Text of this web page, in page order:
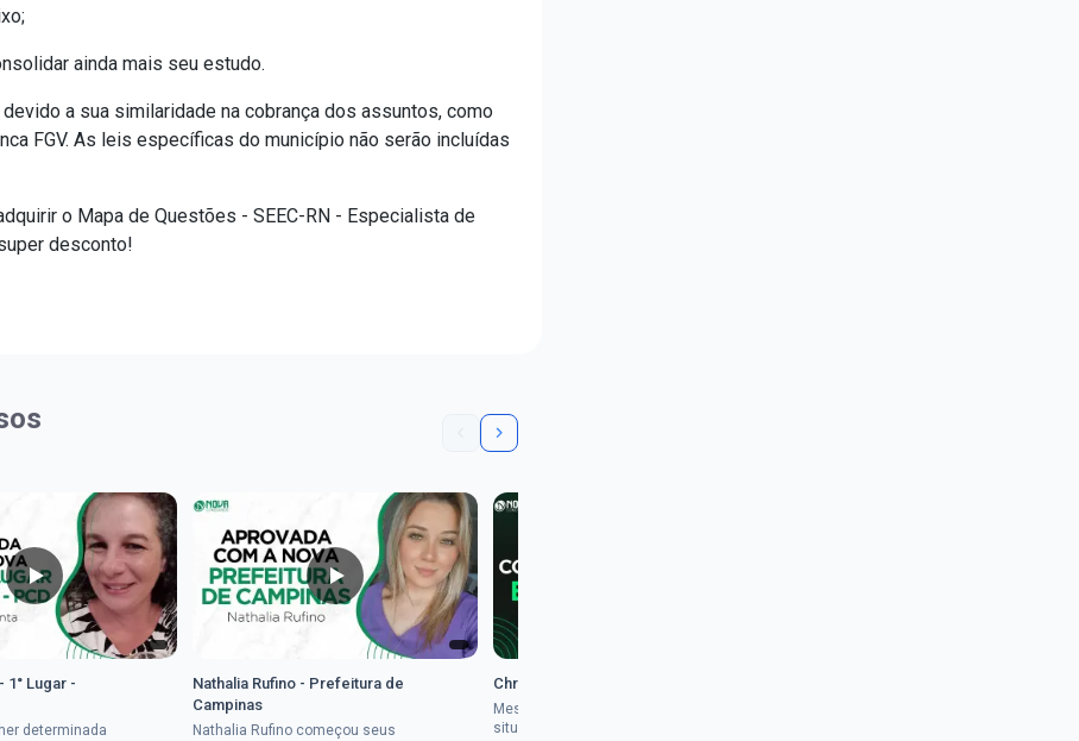
ainda mais seu estudo.
a sua similaridade na cobrança dos assuntos, como
FGV. As leis específicas do município não serão incluídas
o Mapa de Questões - SEEC-RN - Especialista de
desconto!
1° Lugar -
determinada
Nathalia Rufino - Prefeitura de
Campinas
Nathalia Rufino começou seus
Chrystian Martins - Banrisul
Mesmo passando por uma
situação financeira complicada,